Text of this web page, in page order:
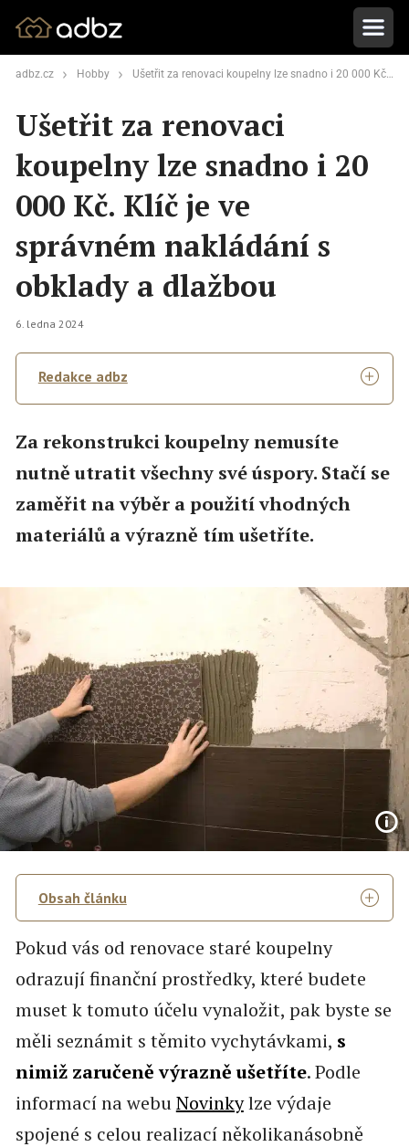
adbz.cz Hobby Ušetřit za renovaci koupelny lze snadno i 20 000 Kč. Klíč je ve správném nakládání s obklady a dlažbou
Ušetřit za renovaci
koupelny lze snadno i 20
000 Kč. Klíč je ve
správném nakládání s
obklady a dlažbou
6. ledna 2024
Redakce adbz
Za rekonstrukci koupelny nemusíte
nutně utratit všechny své úspory. Stačí se
zaměřit na výběr a použití vhodných
materiálů a výrazně tím ušetříte.
Obsah článku
Pokud vás od renovace staré koupelny
odrazují finanční prostředky, které budete
muset k tomuto účelu vynaložit, pak byste se
měli seznámit s těmito vychytávkami, s
nimiž zaručeně výrazně ušetříte. Podle
informací na webuNovinkylze výdaje
spojené s celou realizací několikanásobně